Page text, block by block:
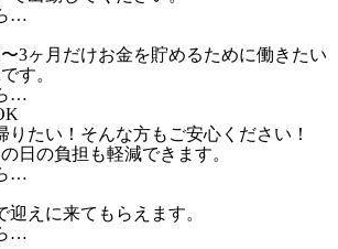
…
3ヶ月だけお金を貯めるために働きたい
す。
…
りたい！そんな方もご安心ください！
日の負担も軽減できます。
…
迎えに来てもらえます。
…